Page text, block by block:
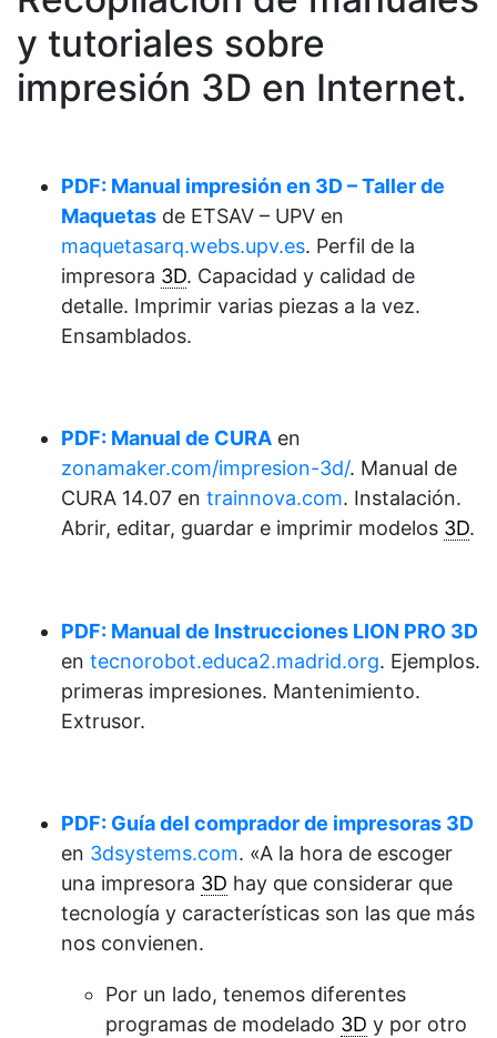
y tutoriales sobre
impresión 3D en Internet.
PDF: Manual impresión en 3D – Taller de
Maquetas de ETSAV – UPV en
maquetasarq.webs.upv.es. Perfil de la
impresora 3D. Capacidad y calidad de
detalle. Imprimir varias piezas a la vez.
Ensamblados.
PDF: Manual de CURA en
zonamaker.com/impresion-3d/. Manual de
CURA 14.07 en trainnova.com. Instalación.
Abrir, editar, guardar e imprimir modelos 3D.
PDF: Manual de Instrucciones LION PRO 3D
en tecnorobot.educa2.madrid.org. Ejemplos.
primeras impresiones. Mantenimiento.
Extrusor.
PDF: Guía del comprador de impresoras 3D
en 3dsystems.com. «A la hora de escoger
una impresora 3D hay que considerar que
tecnología y características son las que más
nos convienen.
Por un lado, tenemos diferentes
programas de modelado 3D y por otro